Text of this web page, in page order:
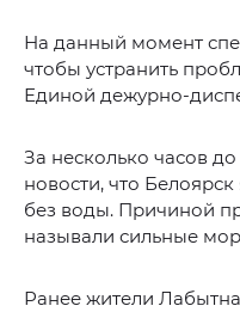
На данный момент
чтобы устранить
Единой дежурно-
За несколько часов
новости, что
без воды. Причиной
называли сильные
Ранее жители